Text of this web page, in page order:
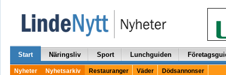
Start Näringsliv Sport Lunchguiden
Nyheter Nyhetsarkiv Restauranger Väder Dödsannonser